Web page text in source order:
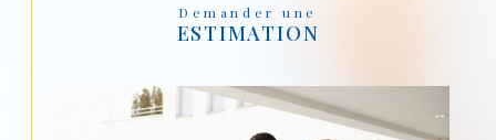
Demander une
ESTIMATION